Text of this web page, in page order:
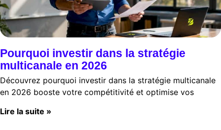
Pourquoi investir dans la stratégie
multicanale en 2026
Découvrez pourquoi investir dans la stratégie multicanale
en 2026 booste votre compétitivité et optimise vos
Lire la suite »